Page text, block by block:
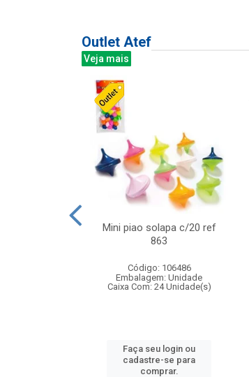
Outlet Atef
Veja mais
Mini piao solapa c/20 ref
863
Código: 106486
Embalagem: Unidade
Caixa Com: 24 Unidade(s)
Faça seu login ou
cadastre-se para
comprar.